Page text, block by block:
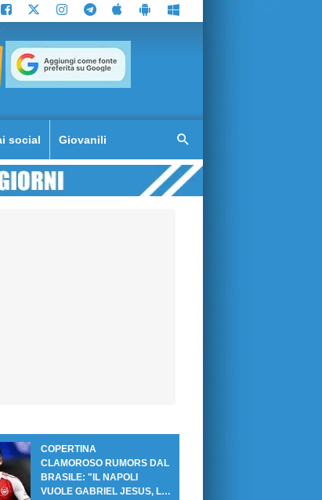
social Giovanili
COPERTINA
CLAMOROSO RUMORS DAL
BRASILE: "IL NAPOLI
VUOLE GABRIEL JESUS, LE